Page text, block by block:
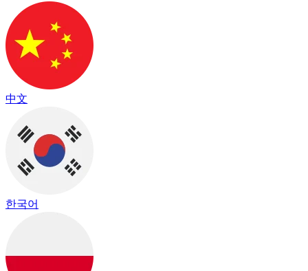
中文
한국어